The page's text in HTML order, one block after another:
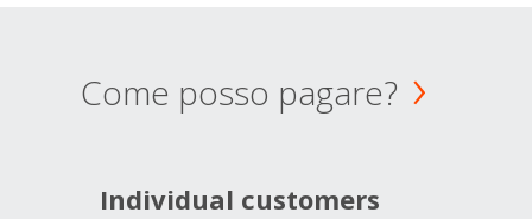
Come posso pagare?
Individual customers